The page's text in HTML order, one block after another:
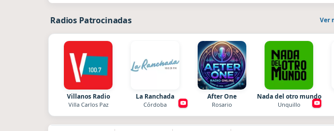
Radios Patrocinadas Ver
Villanos Radio
Villa Carlos Paz
La Ranchada
Córdoba
After One
Rosario
Nada del otro mundo
Unquillo